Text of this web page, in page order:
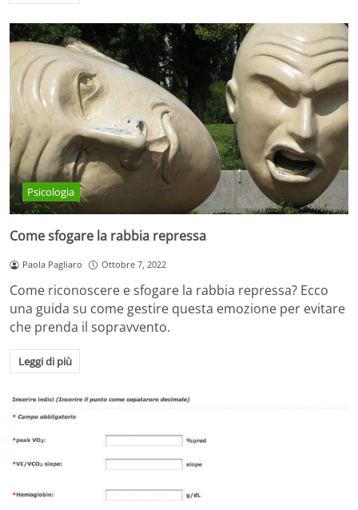
Psicologia
Come sfogare la rabbia repressa
Paola Pagliaro Ottobre 7, 2022
Come riconoscere e sfogare la rabbia repressa? Ecco
una guida su come gestire questa emozione per evitare
che prenda il sopravvento.
Leggi di più